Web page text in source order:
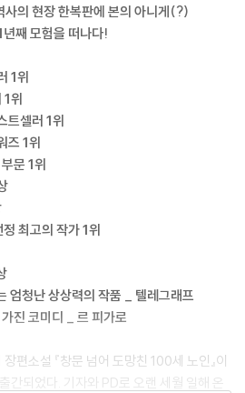
의 현장 한복판에 본의 아니게(?)
째 모험을 떠나다!
1위
위
트셀러 1위
즈 1위
문 1위
정 최고의 작가 1위
엄청난 상상력의 작품 _ 텔레그래프
진 코미디 _ 르 피가로
편소설 『창문 넘어 도망친 100세 노인』이
간되었다. 기자와 PD로 오랜 세월 일해 온